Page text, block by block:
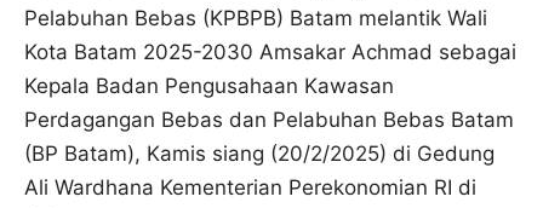
Pelabuhan Bebas (KPBPB) Batam melantik Wali
Kota Batam 2025-2030 Amsakar Achmad sebagai
Kepala Badan Pengusahaan Kawasan
Perdagangan Bebas dan Pelabuhan Bebas Batam
(BP Batam), Kamis siang (20/2/2025) di Gedung
Ali Wardhana Kementerian Perekonomian RI di